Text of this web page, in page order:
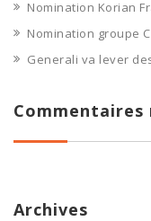
Nomination Korian
Nomination groupe
Generali va lever
Commentaires
Archives